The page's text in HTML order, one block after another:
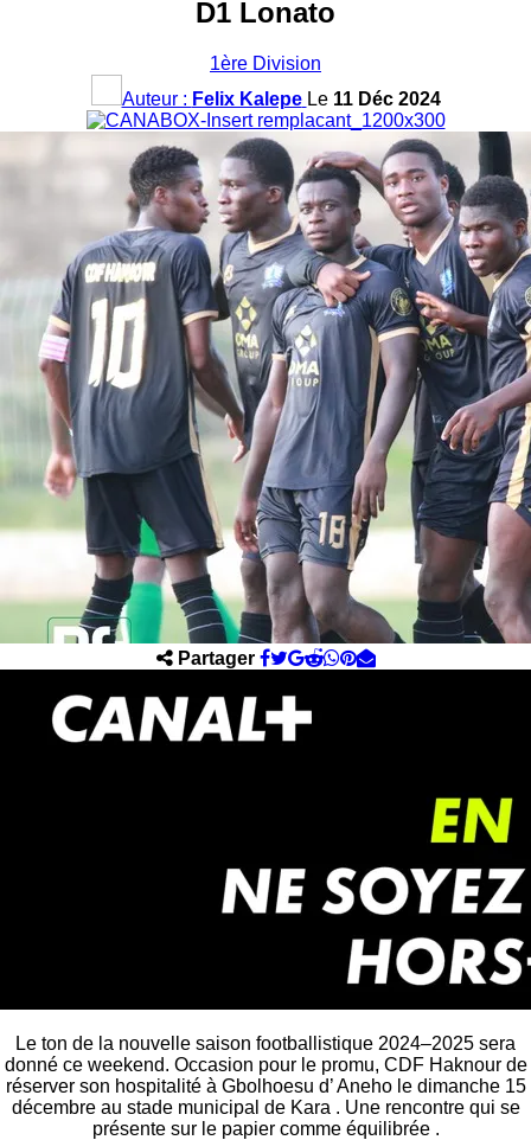
D1 Lonato
1ère Division
Auteur : Felix Kalepe Le 11 Déc 2024
Partager
Le ton de la nouvelle saison footballistique 2024–2025 sera
donné ce weekend. Occasion pour le promu, CDF Haknour de
réserver son hospitalité à Gbolhoesu d’ Aneho le dimanche 15
décembre au stade municipal de Kara . Une rencontre qui se
présente sur le papier comme équilibrée .